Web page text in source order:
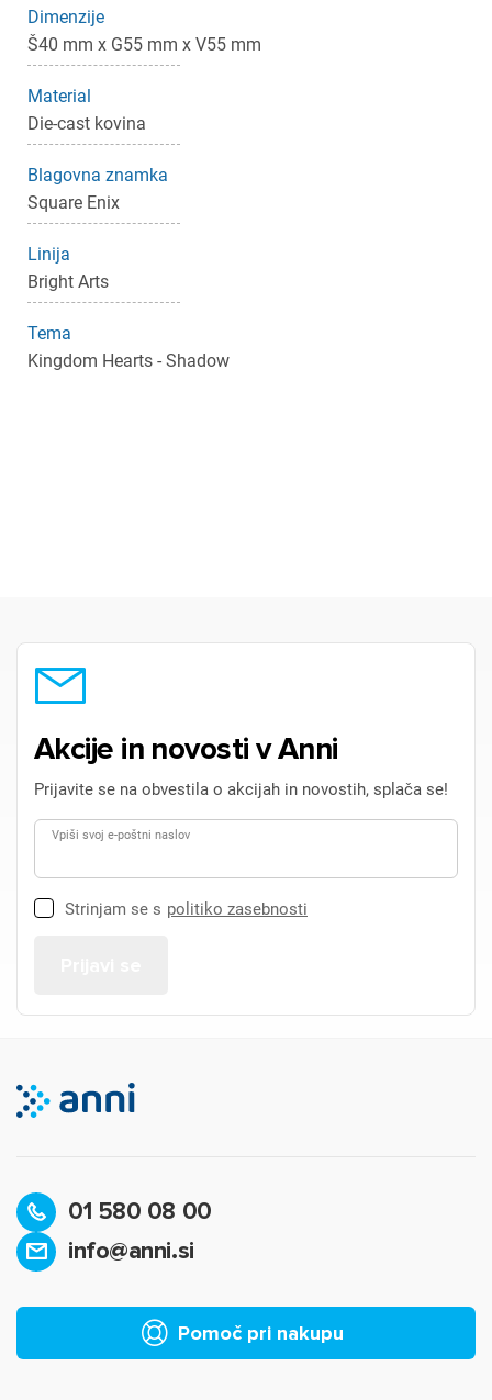
Dimenzije
Š40 mm x G55 mm x V55 mm
Material
Die-cast kovina
Blagovna znamka
Square Enix
Linija
Bright Arts
Tema
Kingdom Hearts - Shadow
Akcije in novosti v Anni
Prijavite se na obvestila o akcijah in novostih, splača se!
Vpiši svoj e-poštni naslov
Strinjam se s politiko zasebnosti
01 580 08 00
info@anni.si
Pomoč pri nakupu
Prijava
Prekliči